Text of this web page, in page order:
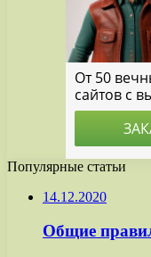
Популярные статьи
14.12.2020
Общие